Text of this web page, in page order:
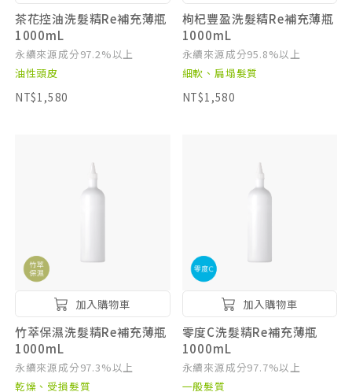
茶花控油洗髮精Re補充薄瓶
1000mL
永續來源成分97.2%以上
油性頭皮
NT$1,580
枸杞豐盈洗髮精Re補充薄瓶
1000mL
永續來源成分95.8%以上
細軟、扁塌髮質
NT$1,580
加入購物車
竹萃保濕洗髮精Re補充薄瓶
1000mL
永續來源成分97.3%以上
乾燥、受損髮質
加入購物車
零度C洗髮精Re補充薄瓶
1000mL
永續來源成分97.7%以上
一般髮質